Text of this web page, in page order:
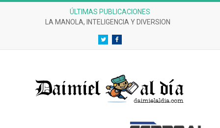
ÚLTIMAS PUBLICACIONES
LA MANOLA, INTELIGENCIA Y DIVERSION
TwitterFacebook